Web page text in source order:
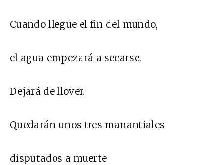
Cuando llegue el fin del mundo,
el agua empezará a secarse.
Dejará de llover.
Quedarán unos tres manantiales
disputados a muerte